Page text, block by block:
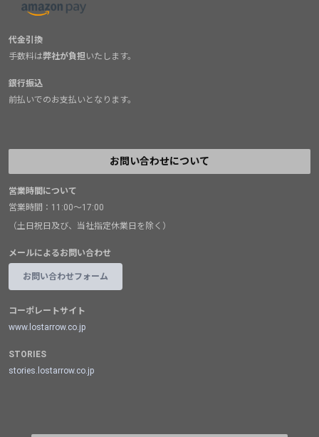
代金引換
手数料は弊社が負担いたします。
銀行振込
前払いでのお支払いとなります。
お問い合わせについて
営業時間について
営業時間：11:00～17:00
（土日祝日及び、当社指定休業日を除く）
メールによるお問い合わせ
お問い合わせフォーム
コーポレートサイト
www.lostarrow.co.jp
STORIES
stories.lostarrow.co.jp